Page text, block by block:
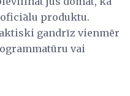
produktu.
gandrīz vienmēr
vai